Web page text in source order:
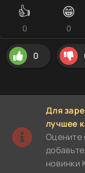
👍
0
😁
0
0
Для
лучшее
Оцените
новинки